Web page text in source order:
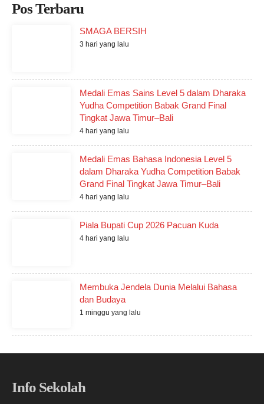
Pos Terbaru
SMAGA BERSIH
3 hari yang lalu
Medali Emas Sains Level 5 dalam Dharaka
Yudha Competition Babak Grand Final
Tingkat Jawa Timur–Bali
4 hari yang lalu
Medali Emas Bahasa Indonesia Level 5
dalam Dharaka Yudha Competition Babak
Grand Final Tingkat Jawa Timur–Bali
4 hari yang lalu
Piala Bupati Cup 2026 Pacuan Kuda
4 hari yang lalu
Membuka Jendela Dunia Melalui Bahasa
dan Budaya
1 minggu yang lalu
Info Sekolah